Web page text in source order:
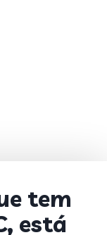
tem
está